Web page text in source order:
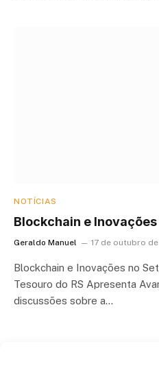
NOTÍCIAS
Blockchain e
Geraldo Manuel 17 de outubro
Blockchain e Inovações no
Tesouro do RS Apresenta
discussões sobre a…